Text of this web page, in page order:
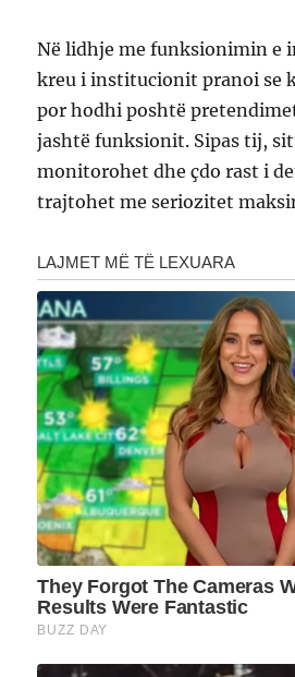
Në lidhje me funksionimin e
kreu i institucionit pranoi se
por hodhi poshtë
jashtë funksionit. Sipas tij,
monitorohet dhe çdo rast i
trajtohet me seriozitet